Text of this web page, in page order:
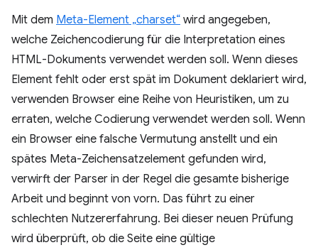
Mit dem Meta-Element „charset“ wird angegeben,
welche Zeichencodierung für die Interpretation eines
HTML-Dokuments verwendet werden soll. Wenn dieses
Element fehlt oder erst spät im Dokument deklariert wird,
verwenden Browser eine Reihe von Heuristiken, um zu
erraten, welche Codierung verwendet werden soll. Wenn
ein Browser eine falsche Vermutung anstellt und ein
spätes Meta-Zeichensatzelement gefunden wird,
verwirft der Parser in der Regel die gesamte bisherige
Arbeit und beginnt von vorn. Das führt zu einer
schlechten Nutzererfahrung. Bei dieser neuen Prüfung
wird überprüft, ob die Seite eine gültige